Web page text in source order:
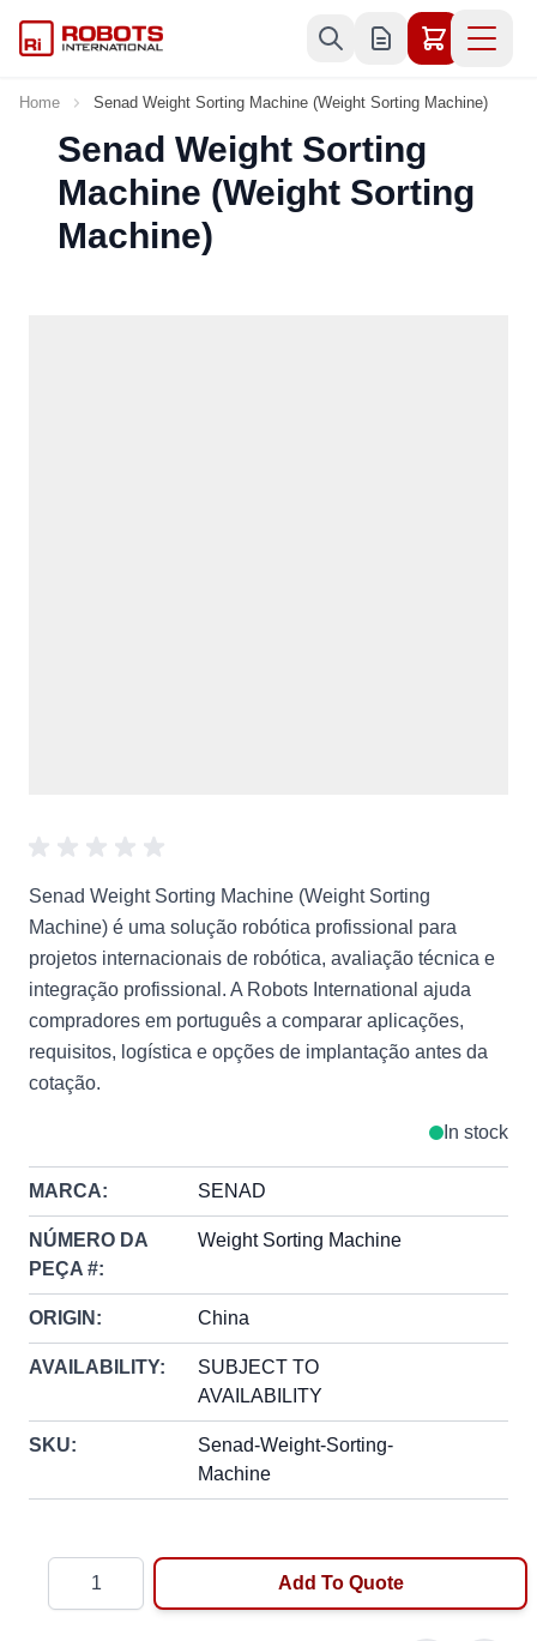
Home Senad Weight Sorting Machine (Weight Sorting Machine)
Senad Weight Sorting
Machine (Weight Sorting
Machine)
Senad Weight Sorting Machine (Weight Sorting
Machine) é uma solução robótica profissional para
projetos internacionais de robótica, avaliação técnica e
integração profissional. A Robots International ajuda
compradores em português a comparar aplicações,
requisitos, logística e opções de implantação antes da
cotação.
In stock
MARCA: SENAD
NÚMERO DA
PEÇA #:
Weight Sorting Machine
ORIGIN: China
AVAILABILITY:
SUBJECT TO
AVAILABILITY
SKU:
Senad-Weight-Sorting-
Machine
Add To Quote